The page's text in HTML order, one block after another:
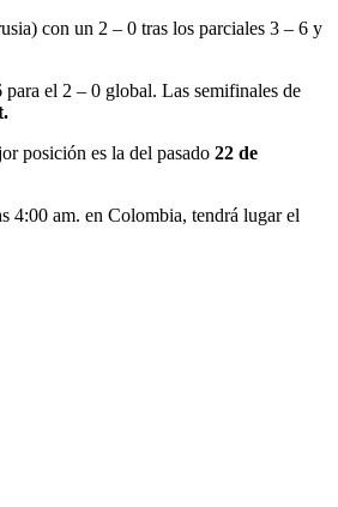
con un 2 – 0 tras los parciales 3 – 6 y
el 2 – 0 global. Las semifinales de
posición es la del pasado 22 de
4:00 am. en Colombia, tendrá lugar el